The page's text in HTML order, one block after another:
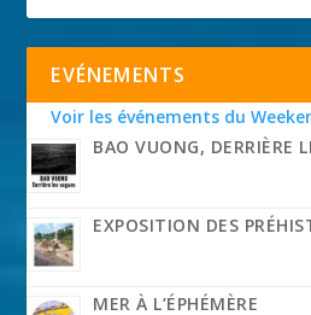
EVÉNEMENTS
Voir les événements du
BAO VUONG, DERRIÈRE
EXPOSITION DES
MER À L’ÉPHÉMÈRE